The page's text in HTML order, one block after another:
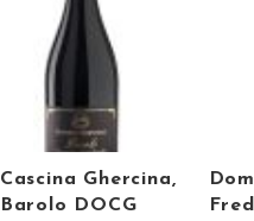
Cascina Ghercina,
Barolo DOCG